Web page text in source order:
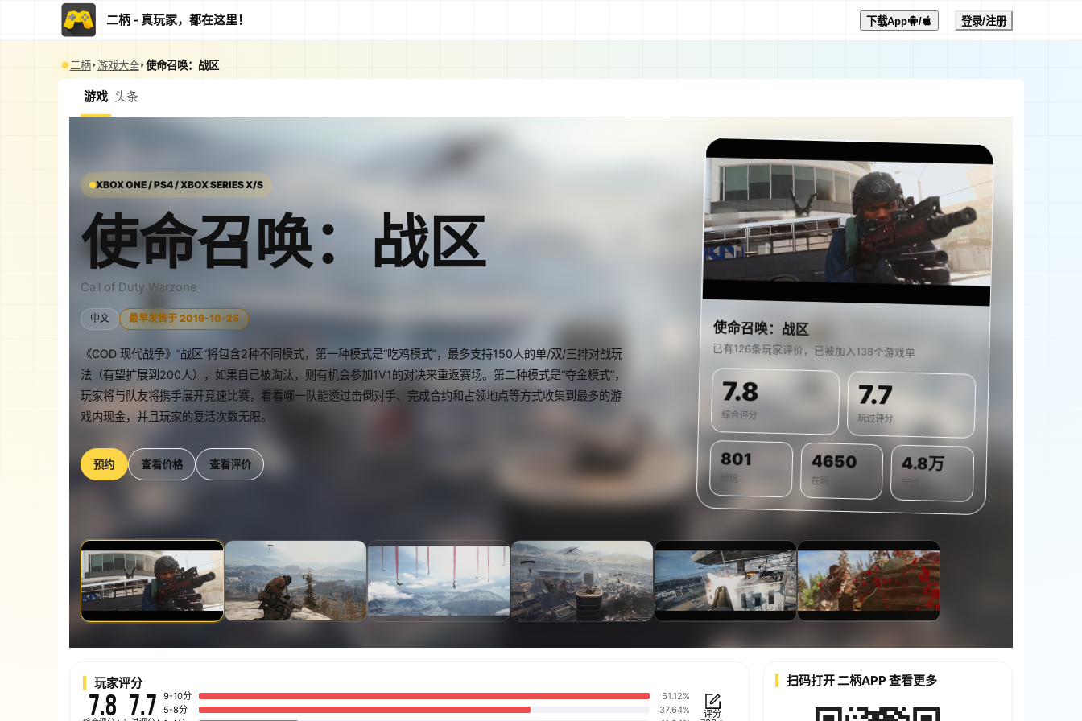
二柄 - 真玩家，都在这里！ 下载App / 登录/注册
二柄 游戏大全 使命召唤：战区
游戏 头条
XBOX ONE / PS4 / XBOX SERIES X/S
使命召唤：战区
Call of Duty Warzone
中文 最早发售于 2019-10-25
《COD 现代战争》“战区”将包含2种不同模式，第一种模式是“吃鸡模式”，最多支持150人的单/双/三排对战玩
法（有望扩展到200人），如果自己被淘汰，则有机会参加1V1的对决来重返赛场。第二种模式是“夺金模式”，
玩家将与队友将携手展开竞速比赛，看看哪一队能透过击倒对手、完成合约和占领地点等方式收集到最多的游
戏内现金，并且玩家的复活次数无限。
预约 查看价格 查看评价
使命召唤：战区
已有126条玩家评价，已被加入138个游戏单
7.8
综合评分
7.7
玩过评分
801
想玩
4650
在玩
4.8万
玩家评分
7.8 7.7 9-10分
51.12%
5-8分
37.64%
评分
扫码打开 二柄APP 查看更多